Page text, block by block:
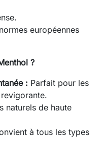
européennes
?
: Parfait pour les
naturels de haute
à tous les types